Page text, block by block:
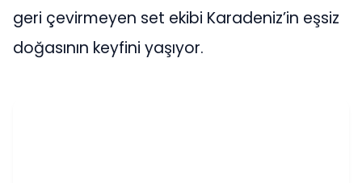
geri çevirmeyen set ekibi Karadeniz’in eşsiz
doğasının keyfini yaşıyor.